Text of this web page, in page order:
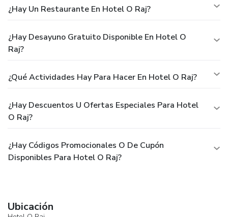
¿Hay Un Restaurante En Hotel O Raj?
¿Hay Desayuno Gratuito Disponible En Hotel O
Raj?
¿Qué Actividades Hay Para Hacer En Hotel O Raj?
¿Hay Descuentos U Ofertas Especiales Para Hotel
O Raj?
¿Hay Códigos Promocionales O De Cupón
Disponibles Para Hotel O Raj?
Ubicación